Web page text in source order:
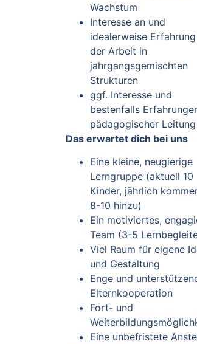
Wachstum
Interesse an und
idealerweise
der Arbeit in
jahrgangsgemischten
Strukturen
ggf. Interesse und
bestenfalls
pädagogischer Leitung
Das erwartet dich bei uns
Eine kleine, neugierige
Lerngruppe (aktuell 10
Kinder, jährlich
8-10 hinzu)
Ein motiviertes,
Team (3-5
Viel Raum für eigene
und Gestaltung
Enge und
Elternkooperation
Fort- und
Eine unbefristete